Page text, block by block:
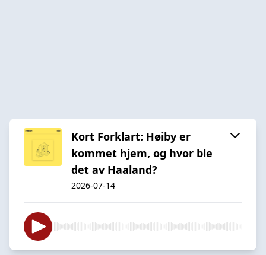
Kort Forklart: Høiby er
kommet hjem, og hvor ble
det av Haaland?
2026-07-14